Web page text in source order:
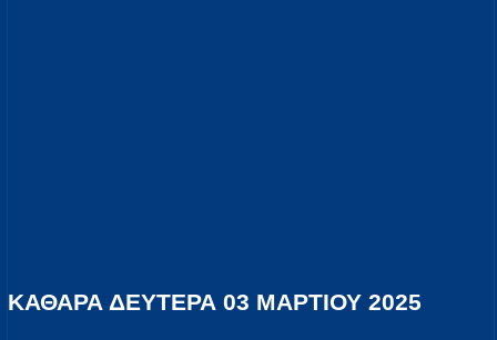
ΚΑΘΑΡΑ ΔΕΥΤΕΡΑ 03 ΜΑΡΤΙΟΥ 2025